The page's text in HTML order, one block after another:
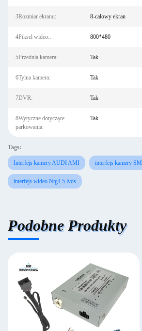
3Rozmiar ekranu: 8-calowy ekran
4Piksel wideo:: 800*480
5Przednia kamera: Tak
6Tylna kamera: Tak
7DVR: Tak
8Wytyczne dotyczące
parkowania:
Tak
Tags:
Interfejs kamery AUDI AMI interfejs kamery
interfejs wideo Ntg4.5 lvds
Podobne Produkty